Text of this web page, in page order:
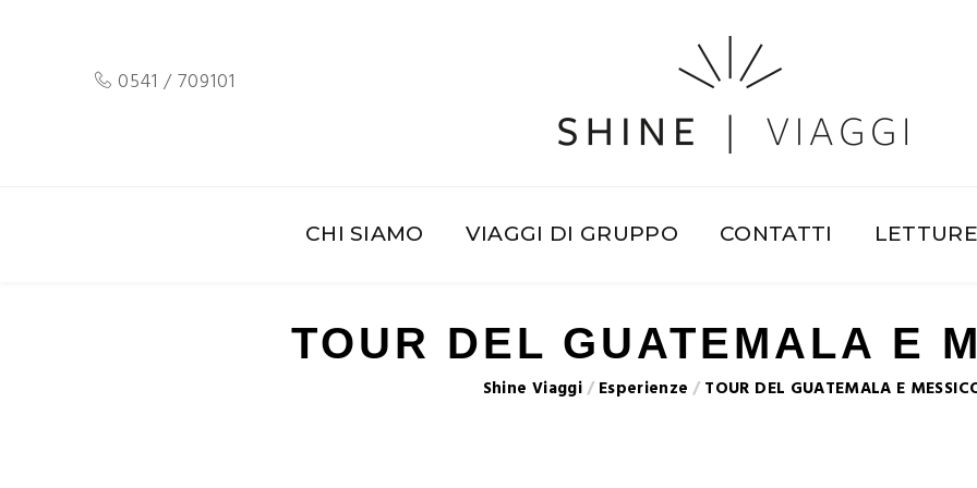
0541 / 709101
CHI SIAMO VIAGGI DI GRUPPO CONTATTI LETTURE
TOUR DEL GUATEMALA E
Shine Viaggi/ Esperienze / TOUR DEL GUATEMALA E